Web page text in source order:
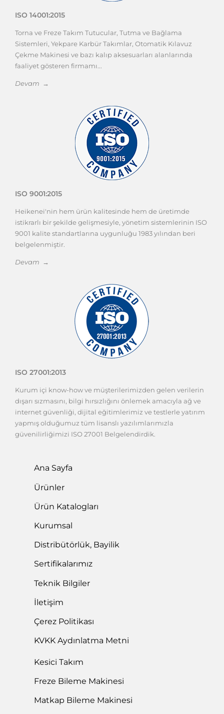
ISO 14001:2015
Torna ve Freze Takım Tutucular, Tutma ve Bağlama
Sistemleri, Yekpare Karbür Takımlar, Otomatik Kılavuz
Çekme Makinesi ve bazı kalıp aksesuarları alanlarında
faaliyet gösteren firmamı...
Devam →
ISO 9001:2015
Heikenei'nin hem ürün kalitesinde hem de üretimde
istikrarlı bir şekilde gelişmesiyle, yönetim sistemlerinin ISO
9001 kalite standartlarına uygunluğu 1983 yılından beri
belgelenmiştir.
Devam →
ISO 27001:2013
Kurum içi know-how ve müşterilerimizden gelen verilerin
dışarı sızmasını, bilgi hırsızlığını önlemek amacıyla ağ ve
internet güvenliği, dijital eğitimlerimiz ve testlerle yatırım
yapmış olduğumuz tüm lisanslı yazılımlarımızla
güvenilirliğimizi ISO 27001 Belgelendirdik.
Ana Sayfa
Ürünler
Ürün Katalogları
Kurumsal
Distribütörlük, Bayilik
Sertifikalarımız
Teknik Bilgiler
İletişim
Çerez Politikası
KVKK Aydınlatma Metni
Kesici Takım
Freze Bileme Makinesi
Matkap Bileme Makinesi